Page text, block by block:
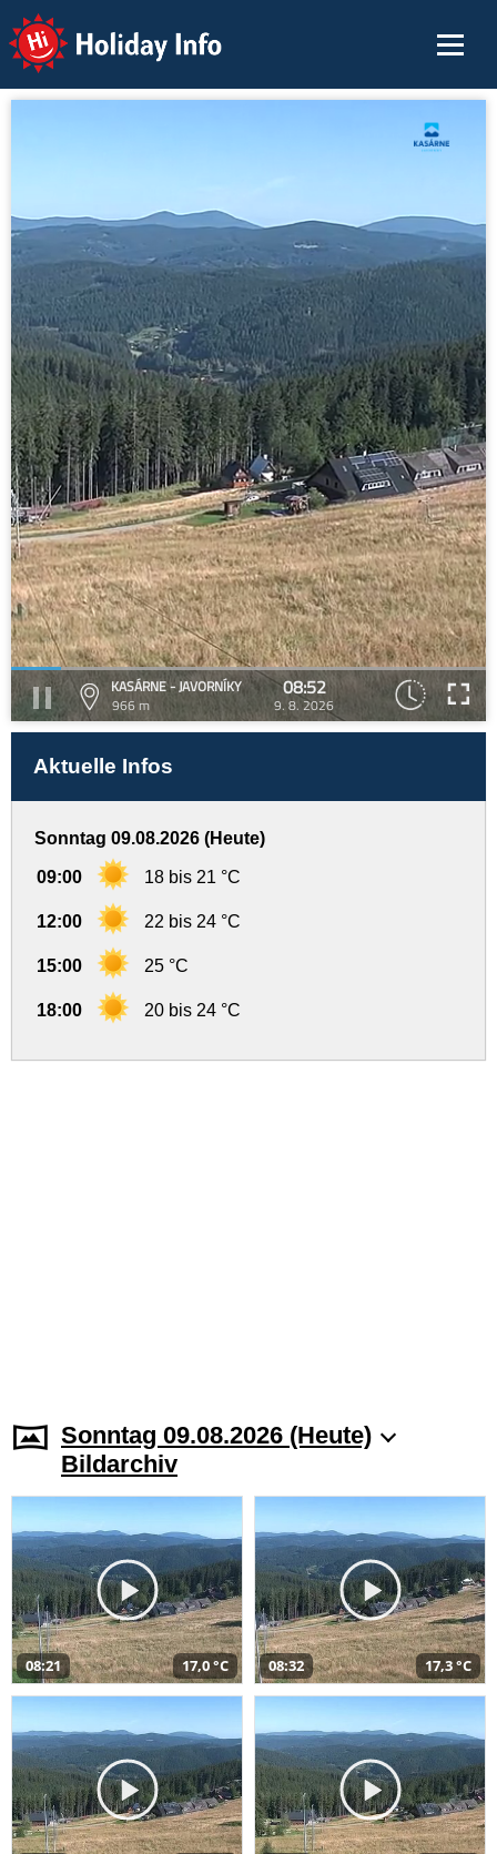
Holiday Info
KASÁRNE - JAVORNÍKY
966 m
08:52
9. 8. 2026
Aktuelle Infos
Sonntag 09.08.2026 (Heute)
09:00 18 bis 21 °C
12:00 22 bis 24 °C
15:00 25 °C
18:00 20 bis 24 °C
Sonntag 09.08.2026 (Heute)
Bildarchiv
08:21 17,0 °C 08:32 17,3 °C